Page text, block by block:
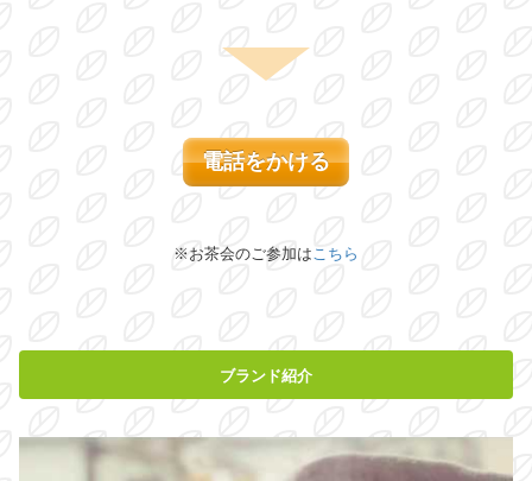
電話をかける
※お茶会のご参加はこちら
ブランド紹介